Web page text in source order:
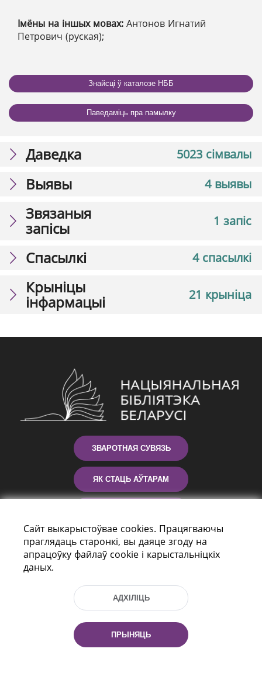
Імёны на іншых мовах: Антонов Игнатий
Петрович (руская);
Знайсці ў каталозе НББ
Паведаміць пра памылку
5023 сімвалы
Даведка
4 выявы
Выявы
1 запіс
Звязаныя
запісы
4 спасылкі
Спасылкі
21 крыніца
Крыніцы
інфармацыі
ЗВАРОТНАЯ СУВЯЗЬ
ЯК СТАЦЬ АЎТАРАМ
ДАПАМОГА
Сайт выкарыстоўвае cookies. Працягваючы
праглядаць старонкі, вы даяце згоду на
апрацоўку файлаў cookie і карыстальніцкіх
даных.
АДХІЛІЦЬ
ПРЫНЯЦЬ